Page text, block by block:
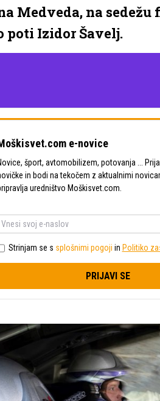
Medveda, na
poti Izidor Šavelj.
e-novice
šport, avtomobilizem, potovanja ...
in bodi na tekočem z aktualnimi
uredništvo Moškisvet.com.
Strinjam se s splošnimi pogoji in Politiko
PRIJAVI SE